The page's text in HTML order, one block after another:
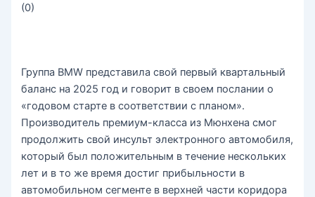
(0)
Группа BMW представила свой первый квартальный
баланс на 2025 год и говорит в своем послании о
«годовом старте в соответствии с планом».
Производитель премиум-класса из Мюнхена смог
продолжить свой инсульт электронного автомобиля,
который был положительным в течение нескольких
лет и в то же время достиг прибыльности в
автомобильном сегменте в верхней части коридора